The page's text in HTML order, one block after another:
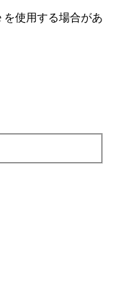
使⽤する場合があ